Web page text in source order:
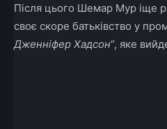
Після цього Шемар Мур іще
своє скоре батьківство у
Дженніфер Хадсон“, яке